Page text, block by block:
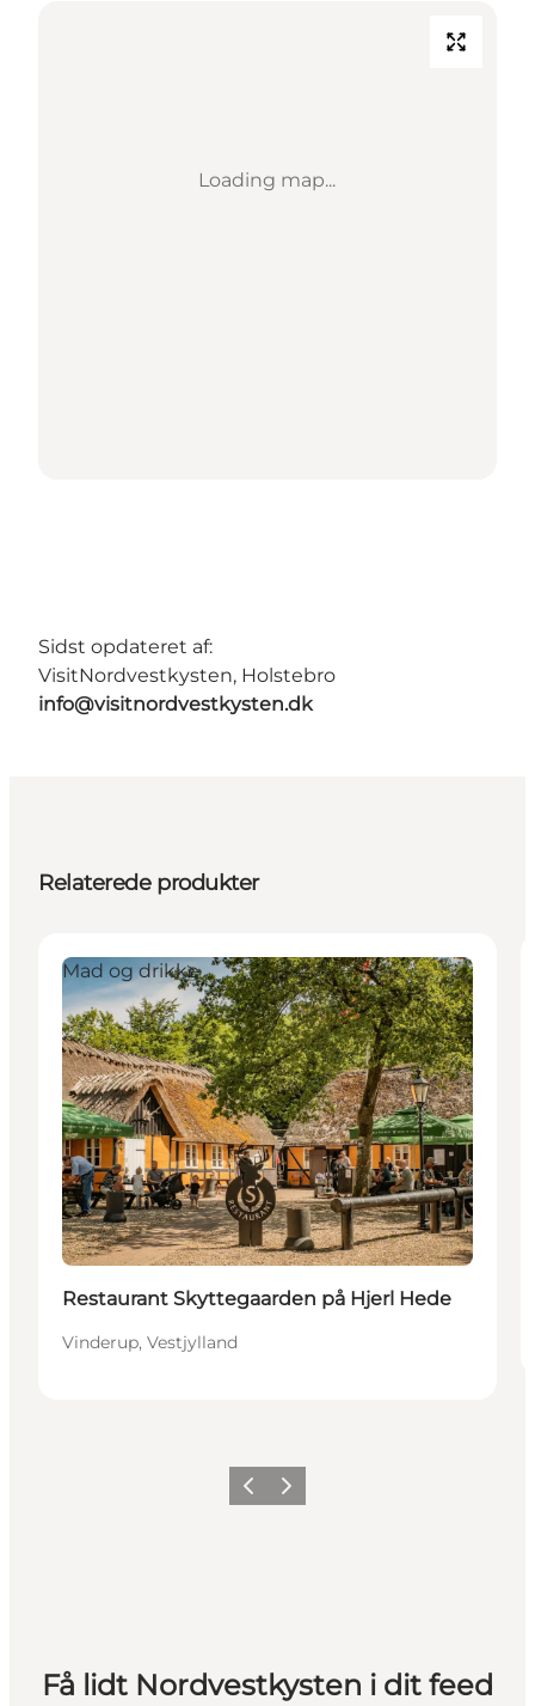
Loading map...
Sidst opdateret af:
VisitNordvestkysten, Holstebro
info@visitnordvestkysten.dk
Relaterede produkter
Mad og drikke
Restaurant Skyttegaarden på Hjerl Hede
Vinderup, Vestjylland
ForrigeNæste
Få lidt Nordvestkysten i dit feed